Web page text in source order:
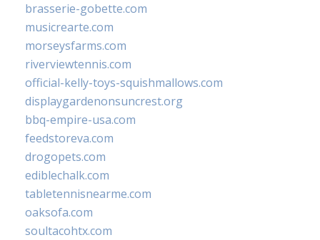
brasserie-gobette.com
musicrearte.com
morseysfarms.com
riverviewtennis.com
official-kelly-toys-squishmallows.com
displaygardenonsuncrest.org
bbq-empire-usa.com
feedstoreva.com
drogopets.com
ediblechalk.com
tabletennisnearme.com
oaksofa.com
soultacohtx.com